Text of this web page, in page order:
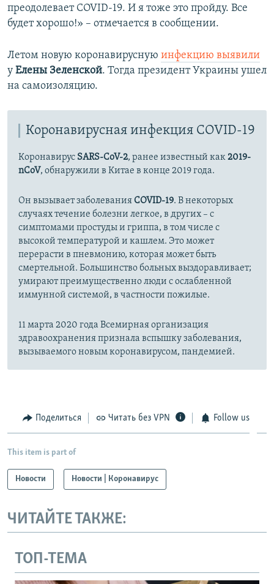
преодолевает COVID-19. И я тоже это пройду. Все
будет хорошо!» – отмечается в сообщении.
Летом новую коронавирусную инфекцию выявили
у Елены Зеленской. Тогда президент Украины ушел
на самоизоляцию.
Коронавирусная инфекция COVID-19
Коронавирус SARS-CoV-2, ранее известный как2019-
nCoV, обнаружили в Китае в конце 2019 года.
Он вызывает заболеванияCOVID-19. В некоторых
случаях течение болезни легкое, в других – с
симптомами простуды и гриппа, в том числе с
высокой температурой и кашлем. Это может
перерасти в пневмонию, которая может быть
смертельной. Большинство больных выздоравливает;
умирают преимущественно люди с ослабленной
иммунной системой, в частности пожилые.
11 марта 2020 года Всемирная организация
здравоохранения признала вспышку заболевания,
вызываемого новым коронавирусом, пандемией.
Поделиться Читать без VPN Follow us
This item is part of
Новости Новости | Коронавирус
ЧИТАЙТЕ ТАКЖЕ:
ТОП-ТЕМА